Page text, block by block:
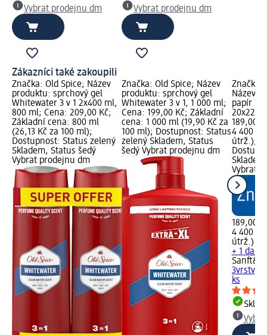
Vybrat prodejnu dm
Vybrat prodejnu dm
Zákazníci také zakoupili
Značka: Old Spice; Název
produktu: sprchový gel
Whitewater 3 v 1 2x400 ml,
800 ml; Cena: 209,00 Kč;
Základní cena: 800 ml
(26,13 Kč za 100 ml);
Dostupnost: Status zelený
Skladem, Status šedý
Vybrat prodejnu dm
Značka: Old Spice; Název
produktu: sprchový gel
Whitewater 3 v 1, 1 000 ml;
Cena: 199,00 Kč; Základní
cena: 1 000 ml (19,90 Kč za
100 ml); Dostupnost: Status
zelený Skladem, Status
šedý Vybrat prodejnu dm
Značka:
Název
papír
20x220,
189,00
4 400
útrž.);
Vybrat
189,00
4 400
útrž.)
+ 1 další
3vrstvý
ks